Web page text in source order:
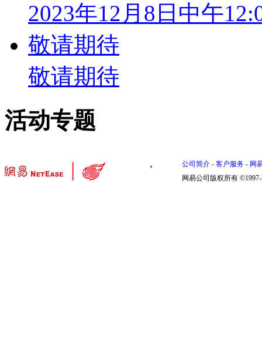
2023年12月8日中午
敬请期待
敬请期待
活动专题
公司简介 - 客户服务 - 网
网易公司版权所有